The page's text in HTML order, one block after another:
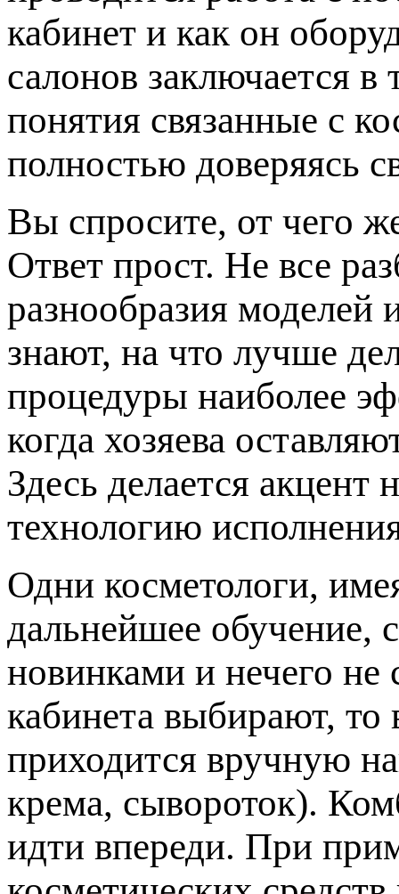
кабинет и как он
салонов заключается
понятия связанные с
полностью доверяясь
Вы спросите, от чего
Ответ прост. Не все
разнообразия моделей
знают, на что лучше
процедуры наиболее
когда хозяева
Здесь делается акцент
технологию
Одни косметологи,
дальнейшее обучение,
новинками и нечего
кабинета выбирают, то
приходится вручную
крема, сывороток).
идти впереди. При